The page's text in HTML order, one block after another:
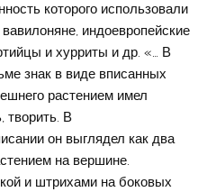
которого использовали
индоевропейские
и хурриты и др. «… В
знак в виде вписанных
растением имел
творить. В
он выглядел как два
на вершине.
и штрихами на боковых